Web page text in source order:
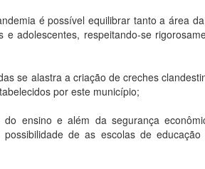
é possível equilibrar tanto a área
adolescentes, respeitando-se
se alastra a criação de creches
por este município;
ensino e além da segurança
de as escolas de educação